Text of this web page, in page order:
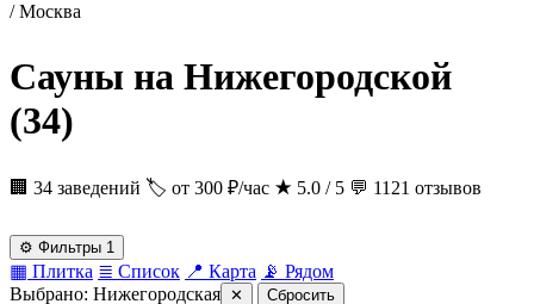
/ Москва
Сауны на Нижегородской
(34)
🏢 34 заведений 🏷 от 300 ₽/час ★ 5.0 / 5 💬 1121 отзывов
⚙ Фильтры 1
▦ Плитка ≣ Список 📍 Карта 📡 Рядом
Выбрано: Нижегородская ✕ Сбросить